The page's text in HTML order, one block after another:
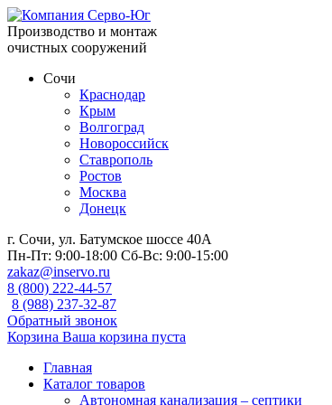
Производство и монтаж
очистных сооружений
Сочи
Краснодар
Крым
Волгоград
Новороссийск
Ставрополь
Ростов
Москва
Донецк
г. Сочи, ул. Батумское шоссе 40А
Пн-Пт: 9:00-18:00 Сб-Вс: 9:00-15:00
zakaz@inservo.ru
8 (800) 222-44-57
8 (988) 237-32-87
Обратный звонок
Корзина Ваша корзина пуста
Главная
Каталог товаров
Автономная канализация – септики